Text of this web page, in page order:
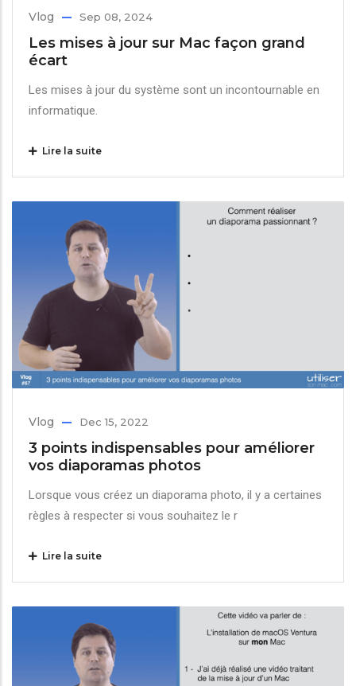
Vlog Sep 08, 2024
Les mises à jour sur Mac façon grand
écart
Les mises à jour du système sont un incontournable en
informatique.
Lire la suite
Vlog Dec 15, 2022
3 points indispensables pour améliorer
vos diaporamas photos
Lorsque vous créez un diaporama photo, il y a certaines
règles à respecter si vous souhaitez le r
Lire la suite